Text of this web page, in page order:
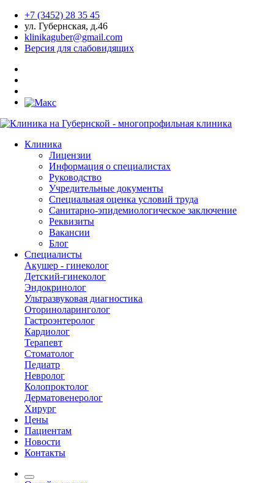
+7 (3452) 28 35 45
ул. Губернская, д.46
klinikaguber@gmail.com
Версия для слабовидящих
Клиника
Лицензии
Информация о специалистах
Руководство
Учредительные документы
Специальная оценка условий труда
Санитарно-эпидемиологическое заключение
Реквизиты
Вакансии
Блог
Специалисты
Акушер - гинеколог
Детский-гинеколог
Эндокринолог
Ультразвуковая диагностика
Оториноларинголог
Гастроэнтеролог
Кардиолог
Терапевт
Стоматолог
Педиатр
Невролог
Колопроктолог
Дерматовенеролог
Хирург
Цены
Пациентам
Новости
Контакты